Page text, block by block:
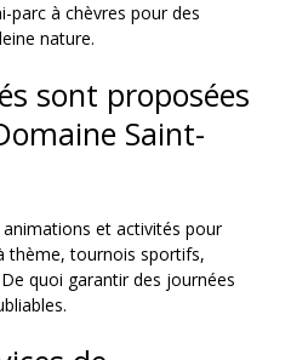
parc à chèvres pour des
nature.
sont proposées
Saint-
et activités pour
thème, tournois sportifs,
quoi garantir des journées